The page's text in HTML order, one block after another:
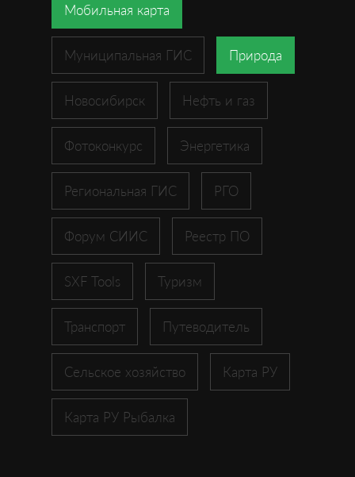
Мобильная карта
Муниципальная ГИС Природа
Новосибирск Нефть и газ
Фотоконкурс Энергетика
Региональная ГИС РГО
Форум СИИС Реестр ПО
SXF Tools Туризм
Транспорт Путеводитель
Сельское хозяйство Карта РУ
Карта РУ Рыбалка